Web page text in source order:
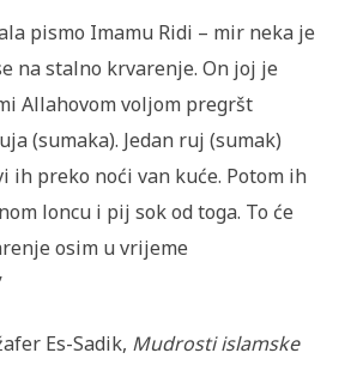
pismo Imamu Ridi – mir neka je
na stalno krvarenje. On joj je
Allahovom voljom pregršt
(sumaka). Jedan ruj (sumak)
ih preko noći van kuće. Potom ih
loncu i pij sok od toga. To će
osim u vrijeme
Es-Sadik, Mudrosti islamske